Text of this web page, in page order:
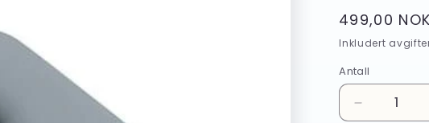
Vanlig
pris
499,00 NOK
Inkludert
Antall
Antall